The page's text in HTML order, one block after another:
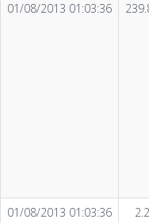
01/08/2013 01:03:36
01/08/2013 01:03:36